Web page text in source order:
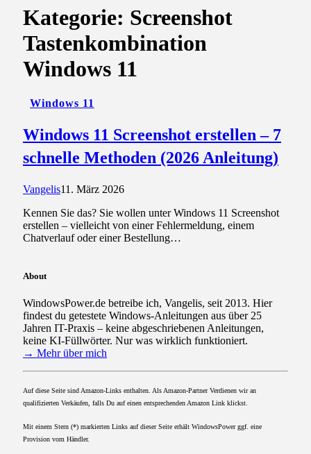
Kategorie: Screenshot
Tastenkombination
Windows 11
Windows 11
Windows 11 Screenshot erstellen – 7
schnelle Methoden (2026 Anleitung)
Vangelis11. März 2026
Kennen Sie das? Sie wollen unter Windows 11 Screenshot
erstellen – vielleicht von einer Fehlermeldung, einem
Chatverlauf oder einer Bestellung…
About
WindowsPower.de betreibe ich, Vangelis, seit 2013. Hier
findest du getestete Windows-Anleitungen aus über 25
Jahren IT-Praxis – keine abgeschriebenen Anleitungen,
keine KI-Füllwörter. Nur was wirklich funktioniert.
→ Mehr über mich
Auf diese Seite sind Amazon-Links enthalten. Als Amazon-Partner Verdienen wir an
qualifizierten Verkäufen, falls Du auf einen entsprechenden Amazon Link klickst.
Mit einem Stern (*) markierten Links auf dieser Seite erhält WindowsPower ggf. eine
Provision vom Händler.